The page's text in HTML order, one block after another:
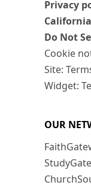
Privacy
Do Not
Cookie
Site:
Widget:
OUR